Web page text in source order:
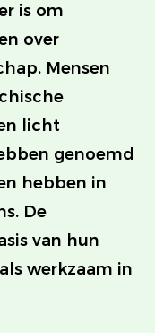
is om
over
Mensen
licht
genoemd
hebben in
De
van hun
werkzaam in